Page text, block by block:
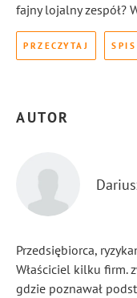
fajny lojalny zespół?
PRZECZYTAJ
AUTOR
Przedsiębiorca,
Właściciel kilku firm.
gdzie poznawał